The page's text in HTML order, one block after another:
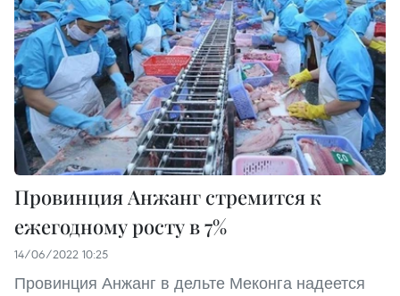
Провинция Анжанг стремится к
ежегодному росту в 7%
14/06/2022 10:25
Провинция Анжанг в дельте Меконга надеется